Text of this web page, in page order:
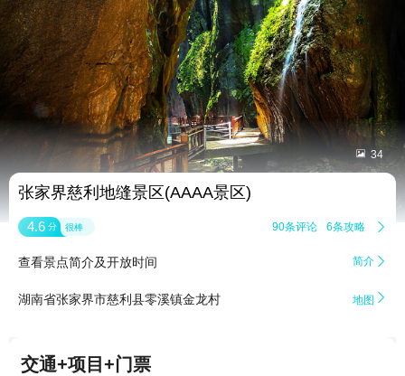
 34
张家界慈利地缝景区(AAAA景区)
4.6 分 很棒 90条评论 6条攻略 
查看景点简介及开放时间 简介 
湖南省张家界市慈利县零溪镇金龙村 地图 
交通+项目+门票
